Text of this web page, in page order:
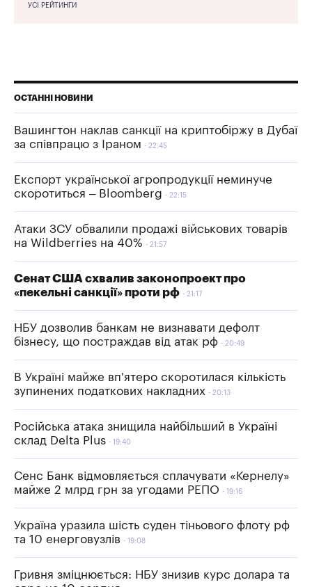
УСІ РЕЙТИНГИ
ОСТАННІ НОВИНИ
Вашингтон наклав санкції на криптобіржу в Дубаї
за співпрацю з Іраном
22:45
Експорт української агропродукції неминуче
скоротиться – Bloomberg
22:15
Атаки ЗСУ обвалили продажі військових товарів
на Wildberries на 40%
21:57
Сенат США схвалив законопроект про
«пекельні санкції» проти рф
21:17
НБУ дозволив банкам не визнавати дефолт
бізнесу, що постраждав від атак рф
20:49
В Україні майже вп'ятеро скоротилася кількість
зупинених податкових накладних
20:13
Російська атака знищила найбільший в Україні
склад Delta Plus
19:40
Сенс Банк відмовляється сплачувати «Кернелу»
майже 2 млрд грн за угодами РЕПО
19:16
Україна уразила шість суден тіньового флоту рф
та 10 енерговузлів
19:08
Гривня зміцнюється: НБУ знизив курс долара та